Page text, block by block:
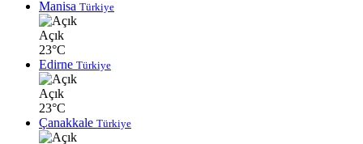
Manisa Türkiye
Açık
23°C
Edirne Türkiye
Açık
23°C
Çanakkale Türkiye